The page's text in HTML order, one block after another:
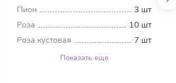
Пион
3 шт
Роза
10 шт
Роза кустовая
7 шт
Показать еще